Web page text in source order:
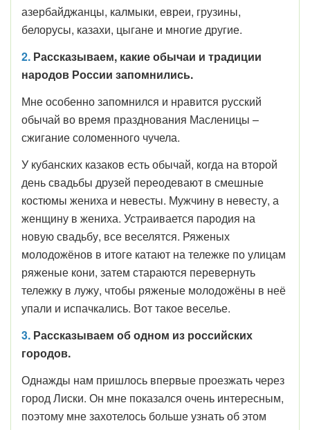
азербайджанцы, калмыки, евреи, грузины,
белорусы, казахи, цыгане и многие другие.
2. Рассказываем, какие обычаи и традиции
народов России запомнились.
Мне особенно запомнился и нравится русский
обычай во время празднования Масленицы –
сжигание соломенного чучела.
У кубанских казаков есть обычай, когда на второй
день свадьбы друзей переодевают в смешные
костюмы жениха и невесты. Мужчину в невесту, а
женщину в жениха. Устраивается пародия на
новую свадьбу, все веселятся. Ряженых
молодожёнов в итоге катают на тележке по улицам
ряженые кони, затем стараются перевернуть
тележку в лужу, чтобы ряженые молодожёны в неё
упали и испачкались. Вот такое веселье.
3. Рассказываем об одном из российских
городов.
Однажды нам пришлось впервые проезжать через
город Лиски. Он мне показался очень интересным,
поэтому мне захотелось больше узнать об этом